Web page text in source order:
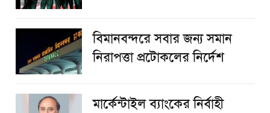
বিমানবন্দরে সবার জন্য সমান
নিরাপত্তা প্রটোকলের নির্দেশ
মার্কেন্টাইল ব্যাংকের নির্বাহী